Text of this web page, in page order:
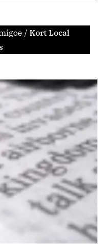
/ Kort Local